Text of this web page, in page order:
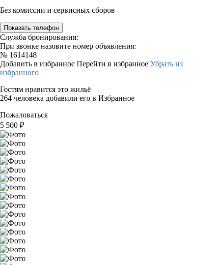
Без комиссии и сервисных сборов
Показать телефон
Служба бронирования:
При звонке назовите номер объявления:
№ 1614148
Добавить в избранное Перейти в избранное Убрать из
избранного
Гостям нравится это жильё
264 человека добавили его в Избранное
Пожаловаться
5 500 ₽